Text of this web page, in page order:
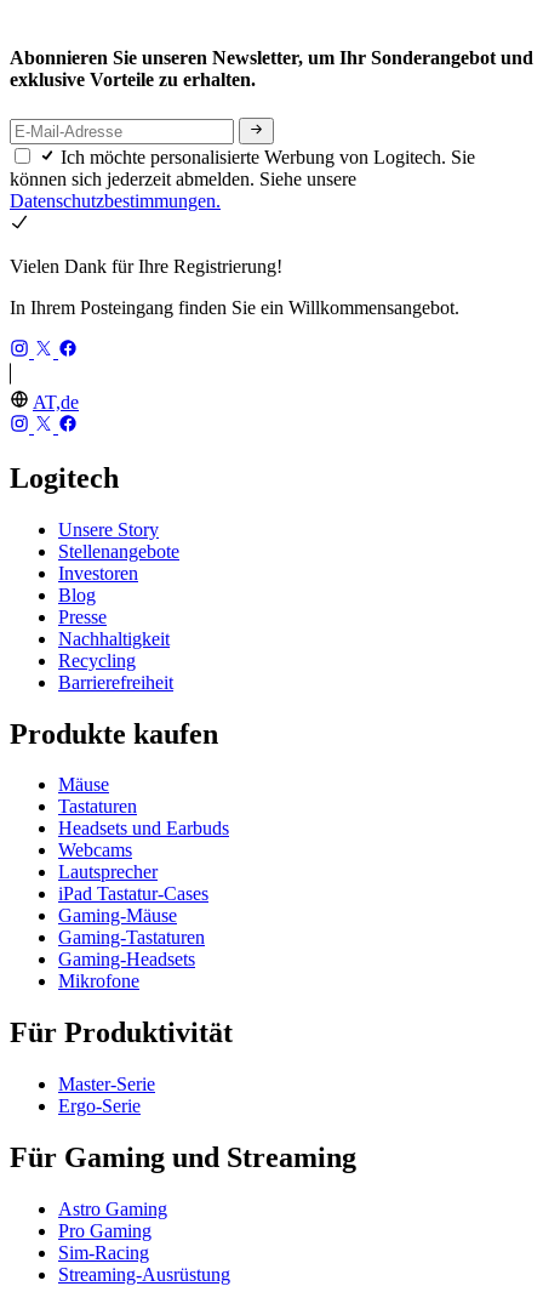
Abonnieren Sie unseren Newsletter, um Ihr Sonderangebot und
exklusive Vorteile zu erhalten.
Ich möchte personalisierte Werbung von Logitech. Sie
können sich jederzeit abmelden. Siehe unsere
Datenschutzbestimmungen.
Vielen Dank für Ihre Registrierung!
In Ihrem Posteingang finden Sie ein Willkommensangebot.
AT,de
Logitech
Unsere Story
Stellenangebote
Investoren
Blog
Presse
Nachhaltigkeit
Recycling
Barrierefreiheit
Produkte kaufen
Mäuse
Tastaturen
Headsets und Earbuds
Webcams
Lautsprecher
iPad Tastatur-Cases
Gaming-Mäuse
Gaming-Tastaturen
Gaming-Headsets
Mikrofone
Für Produktivität
Master-Serie
Ergo-Serie
Für Gaming und Streaming
Astro Gaming
Pro Gaming
Sim-Racing
Streaming-Ausrüstung